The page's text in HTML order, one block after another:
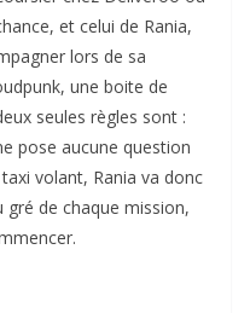
et celui de Rania,
lors de sa
une boite de
seules règles sont :
pose aucune question
volant, Rania va donc
de chaque mission,